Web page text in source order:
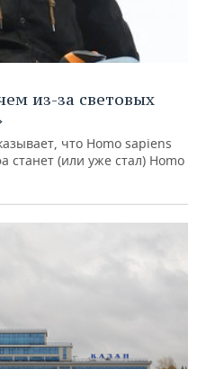
из-за световых
что Homo sapiens
станет (или уже стал) Homo